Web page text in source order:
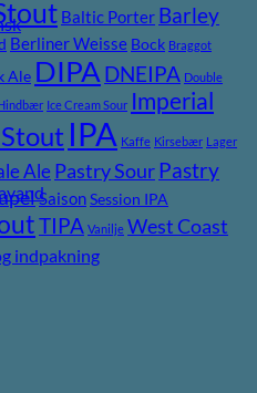
indpakning
Baltic Porter Barley
Berliner Weisse Bock Braggot
Ale DIPA DNEIPA Double
Ice Cream Sour Imperial
IPA Kaffe Kirsebær Lager
Ale Pastry Sour Pastry
SaisonSession IPA
TIPA Vanilje West Coast